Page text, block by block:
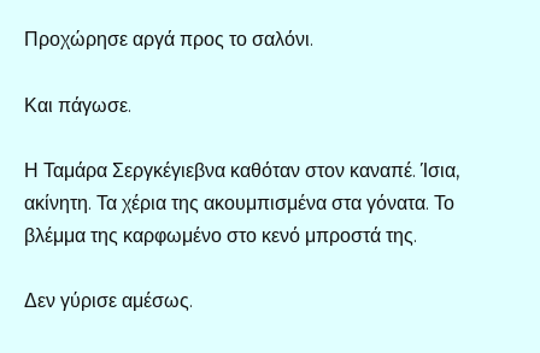
Προχώρησε αργά προς το σαλόνι.
Και πάγωσε.
Η Ταμάρα Σεργκέγιεβνα καθόταν στον καναπέ. Ίσια,
ακίνητη. Τα χέρια της ακουμπισμένα στα γόνατα. Το
βλέμμα της καρφωμένο στο κενό μπροστά της.
Δεν γύρισε αμέσως.